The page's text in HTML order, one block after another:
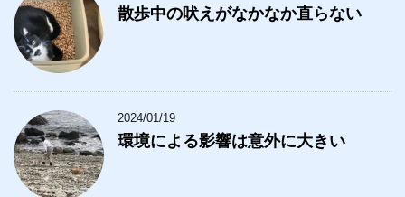
散歩中の吠えがなかなか直らない
2024/01/19
環境による影響は意外に大きい